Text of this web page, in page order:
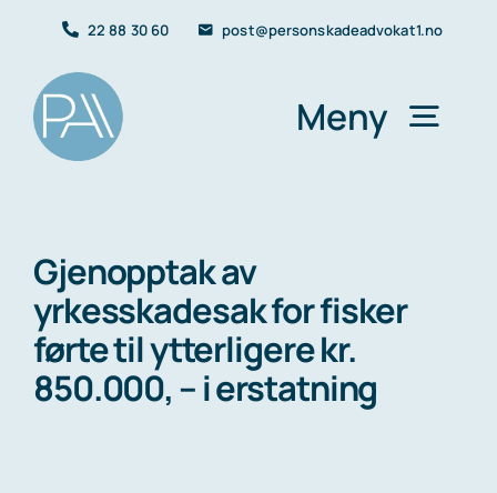
content
22 88 30 60 post@personskadeadvokat1.no
Meny
Yrkesskade
Trafikkskade
Gjenopptak av
yrkesskadesak for fisker
førte til ytterligere kr.
850.000, – i erstatning